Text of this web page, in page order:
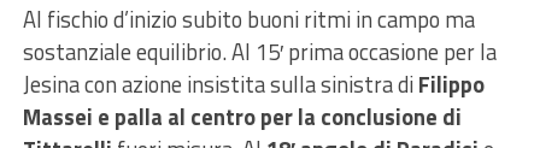
Al fischio d’inizio subito buoni ritmi in campo ma
sostanziale equilibrio. Al 15′ prima occasione per la
Jesina con azione insistita sulla sinistra diFilippo
Massei e palla al centro per la conclusione di